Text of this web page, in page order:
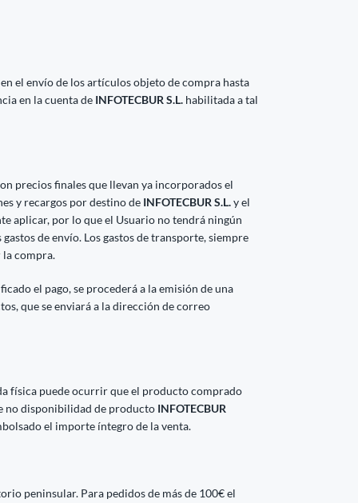
el envío de los artículos objeto de compra hasta
en la cuenta de INFOTECBUR S.L. habilitada a tal
precios finales que llevan ya incorporados el
y recargos por destino de INFOTECBUR S.L.y el
aplicar, por lo que el Usuario no tendrá ningún
de envío. Los gastos de transporte, siempre
la compra.
el pago, se procederá a la emisión de una
que se enviará a la dirección de correo
física puede ocurrir que el producto comprado
no disponibilidad de producto INFOTECBUR
el importe íntegro de la venta.
peninsular. Para pedidos de más de 100€ el